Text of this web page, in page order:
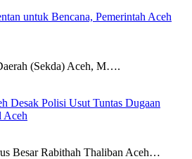
untuk Bencana, Pemerintah Aceh
(Sekda) Aceh, M….
Desak Polisi Usut Tuntas Dugaan
Aceh
Besar Rabithah Thaliban Aceh…